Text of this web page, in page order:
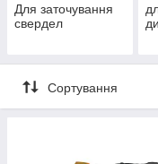
Для заточування
свердел
Сортування